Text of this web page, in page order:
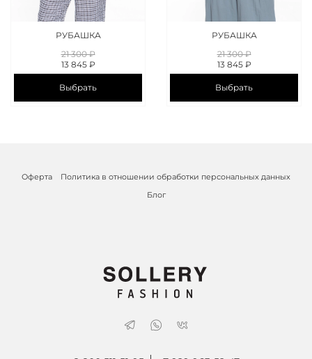
РУБАШКА
21 300 ₽
13 845 ₽
Выбрать
РУБАШКА
21 300 ₽
13 845 ₽
Выбрать
Оферта
Политика в отношении обработки персональных данных
Блог